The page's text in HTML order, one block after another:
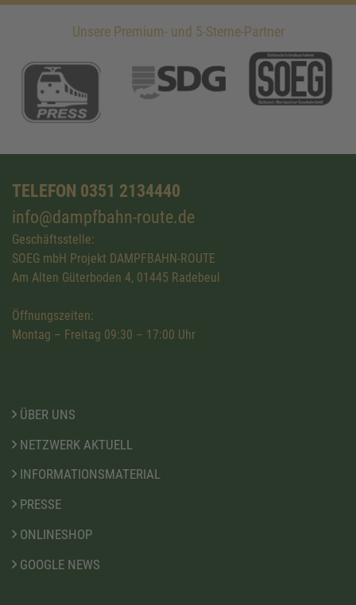
Unsere Premium- und 5-Sterne-Partner
TELEFON 0351 2134440
info@dampfbahn-route.de
Geschäftsstelle:
SOEG mbH Projekt DAMPFBAHN-ROUTE
Am Alten Güterboden 4, 01445 Radebeul
Öffnungszeiten:
Montag – Freitag 09:30 – 17:00 Uhr
ÜBER UNS
NETZWERK AKTUELL
INFORMATIONSMATERIAL
PRESSE
ONLINESHOP
GOOGLE NEWS